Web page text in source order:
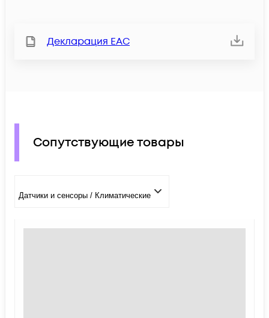
Декларация ЕАС
Сопутствующие товары
Датчики и сенсоры / Климатические